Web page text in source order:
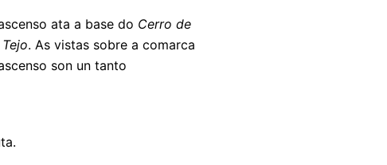
ata a base do Cerro de
. As vistas sobre a comarca
son un tanto